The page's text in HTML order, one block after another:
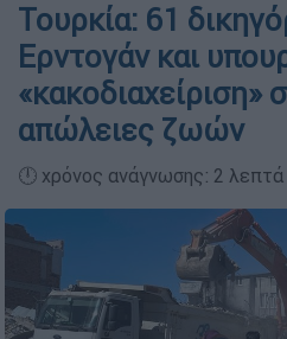
Τουρκία: 61
Ερντογάν και
«κακοδιαχείριση»
απώλειες ζωών
🕛 χρόνος ανάγνωσης: 2